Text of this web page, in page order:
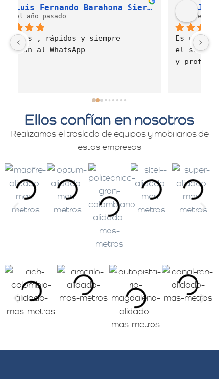
J. Alexandra Cortés H.
el año pasado
Es una empresa muy comprometida con
el servicio de mudanzas con calidad
Ellos confían en nosotros
Realizamos el traslado de equipos y mobiliarios de
estas empresas